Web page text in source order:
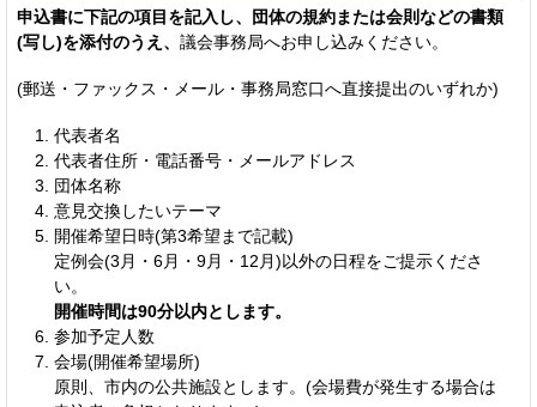
申込書に下記の項目を記入し、団体の規約または会則などの書類
(写し)を添付のうえ、 議会事務局へお申し込みください。
(郵送・ファックス・メール・事務局窓口へ直接提出のいずれか)
代表者名
代表者住所・電話番号・メールアドレス
団体名称
意見交換したいテーマ
開催希望日時(第3希望まで記載)
定例会(3月・6月・9月・12月)以外の日程をご提示くださ
い。
開催時間は90分以内とします。
参加予定人数
会場(開催希望場所)
原則、市内の公共施設とします。(会場費が発生する場合は